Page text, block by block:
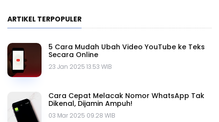
ARTIKEL TERPOPULER
5 Cara Mudah Ubah Video YouTube ke Teks
Secara Online
23 Jan 2025 13.53 WIB
Cara Cepat Melacak Nomor WhatsApp Tak
Dikenal, Dijamin Ampuh!
03 Mar 2025 09.28 WIB